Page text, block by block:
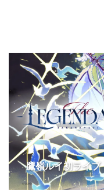
鷹嶺ルイ初ライブ